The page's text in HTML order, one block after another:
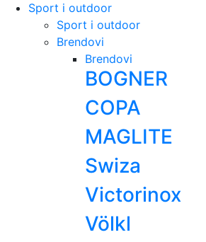
Sport i outdoor
Sport i outdoor
Brendovi
Brendovi
BOGNER
COPA
MAGLITE
Swiza
Victorinox
Völkl